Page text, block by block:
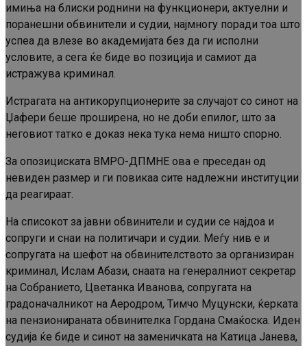
имиња на блиски роднини на функционери, актуелни и
поранешни обвинители и судии, најмногу поради тоа што
успеа да влезе во академијата без да ги исполни
условите, а сега ќе биде во позиција и самиот да
истражува криминал.
Истрагата на антикорупционерите за случајот со синот на
Џафери беше проширена, но не доби епилог, што за
неговиот татко е доказ нека тука нема ништо спорно.
За опозициската ВМРО-ДПМНЕ ова е преседан од
невиден размер и ги повикаа сите надлежни институции
да реагираат.
На списокот за јавни обвинители и судии се најдоа и
сопруги и снаи на политичари и судии. Меѓу нив е и
сопругата на шефот на обвинителството за организиран
криминал, Ислам Абази, снаата на генералниот секретар
на Собранието, Цветанка Иванова, сопругата на
градоначалникот на Аеродром, Тимчо Муцунски, ќерката
на пензионираната обвинителка Гордана Смаќоска. Иден
судија ќе биде и синот на заменичката на Катица Јанева,